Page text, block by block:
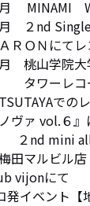
　 MINAMI
　２nd
ＲＯＮにて
　桃山学院
　タワーレ
での
ヴァ vol.６
２nd mini
田マルビル
vijonにて
発イベント